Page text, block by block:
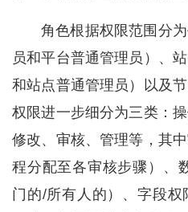
角色根据权限范围分
员和平台普通管理员）、
和站点普通管理员）以及
权限进一步细分为三类：
修改、审核、管理等，其
程分配至各审核步骤）、
门的/所有人的）、字段